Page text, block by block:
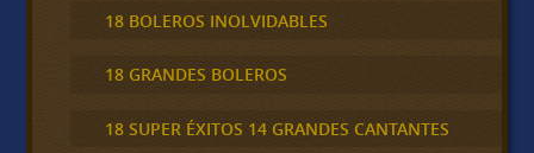
18 BOLEROS INOLVIDABLES
18 GRANDES BOLEROS
18 SUPER ÉXITOS 14 GRANDES CANTANTES